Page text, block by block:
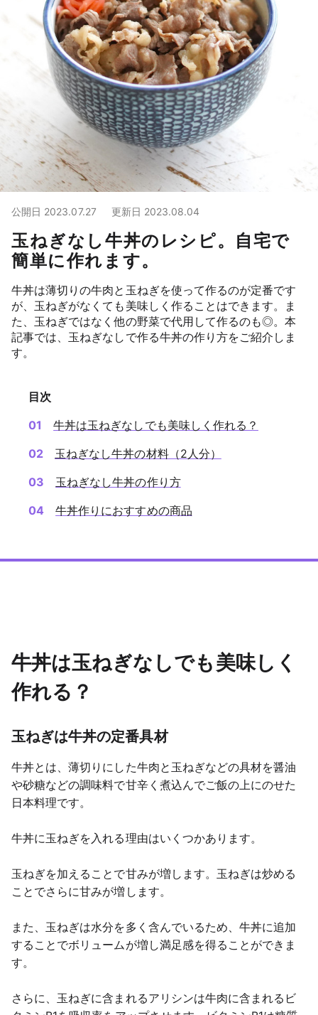
公開日 2023.07.27 更新日 2023.08.04
玉ねぎなし牛丼のレシピ。自宅で
簡単に作れます。
牛丼は薄切りの牛肉と玉ねぎを使って作るのが定番です
が、玉ねぎがなくても美味しく作ることはできます。ま
た、玉ねぎではなく他の野菜で代用して作るのも◎。本
記事では、玉ねぎなしで作る牛丼の作り方をご紹介しま
す。
目次
牛丼は玉ねぎなしでも美味しく作れる？
玉ねぎなし牛丼の材料（2人分）
玉ねぎなし牛丼の作り方
牛丼作りにおすすめの商品
牛丼は玉ねぎなしでも美味しく
作れる？
玉ねぎは牛丼の定番具材
牛丼とは、薄切りにした牛肉と玉ねぎなどの具材を醤油
や砂糖などの調味料で甘辛く煮込んでご飯の上にのせた
日本料理です。
牛丼に玉ねぎを入れる理由はいくつかあります。
玉ねぎを加えることで甘みが増します。玉ねぎは炒める
ことでさらに甘みが増します。
また、玉ねぎは水分を多く含んでいるため、牛丼に追加
することでボリュームが増し満足感を得ることができま
す。
さらに、玉ねぎに含まれるアリシンは牛肉に含まれるビ